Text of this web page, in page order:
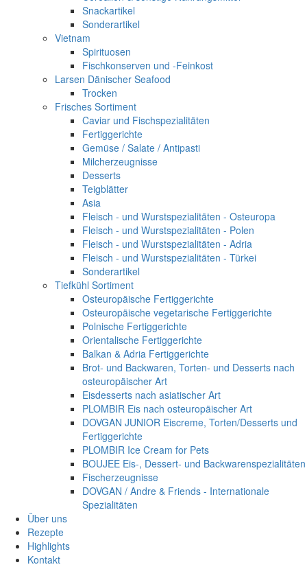
Snackartikel
Sonderartikel
Vietnam
Spirituosen
Fischkonserven und -Feinkost
Larsen Dänischer Seafood
Trocken
Frisches Sortiment
Caviar und Fischspezialitäten
Fertiggerichte
Gemüse / Salate / Antipasti
Milcherzeugnisse
Desserts
Teigblätter
Asia
Fleisch - und Wurstspezialitäten - Osteuropa
Fleisch - und Wurstspezialitäten - Polen
Fleisch - und Wurstspezialitäten - Adria
Fleisch - und Wurstspezialitäten - Türkei
Sonderartikel
Tiefkühl Sortiment
Osteuropäische Fertiggerichte
Osteuropäische vegetarische Fertiggerichte
Polnische Fertiggerichte
Orientalische Fertiggerichte
Balkan & Adria Fertiggerichte
Brot- und Backwaren, Torten- und Desserts nach
osteuropäischer Art
Eisdesserts nach asiatischer Art
PLOMBIR Eis nach osteuropäischer Art
DOVGAN JUNIOR Eiscreme, Torten/Desserts und
Fertiggerichte
PLOMBIR Ice Cream for Pets
BOUJEE Eis-, Dessert- und Backwarenspezialitäten
Fischerzeugnisse
DOVGAN / Andre & Friends - Internationale
Spezialitäten
Über uns
Rezepte
Highlights
Kontakt